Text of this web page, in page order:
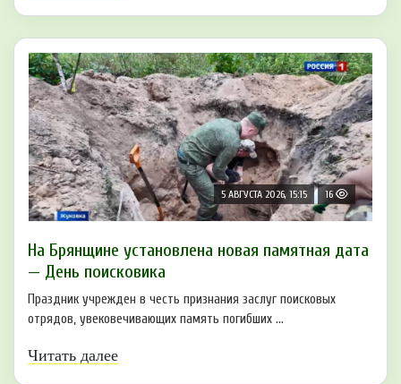
5 АВГУСТА 2026, 15:15 16
На Брянщине установлена новая памятная дата
— День поисковика
Праздник учрежден в честь признания заслуг поисковых
отрядов, увековечивающих память погибших ...
Читать далее